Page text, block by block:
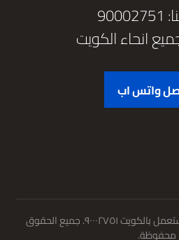
انحاء الكويت
واتس اب
© حقوق النشر شراء اثاث مستعمل بالكويت ٩٠٠٠٢٧٥١. جميع الحقوق
محفوظة.